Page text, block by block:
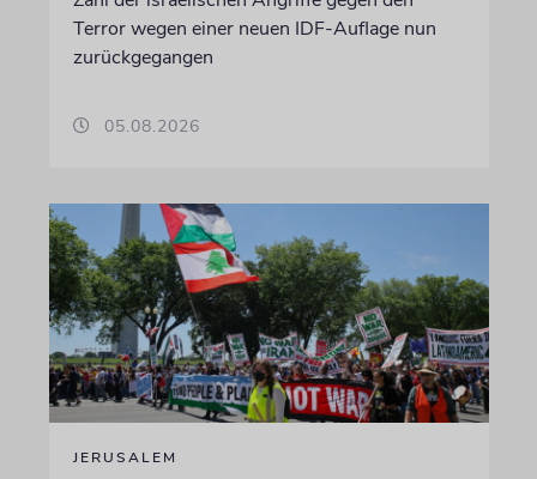
Terror wegen einer neuen IDF-Auflage nun
zurückgegangen
05.08.2026
JERUSALEM